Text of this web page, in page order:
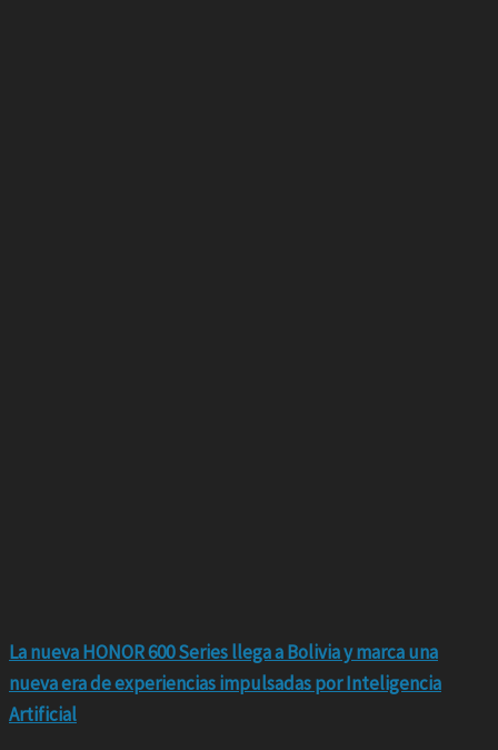
La nueva HONOR 600 Series llega a Bolivia y marca una
nueva era de experiencias impulsadas por Inteligencia
Artificial